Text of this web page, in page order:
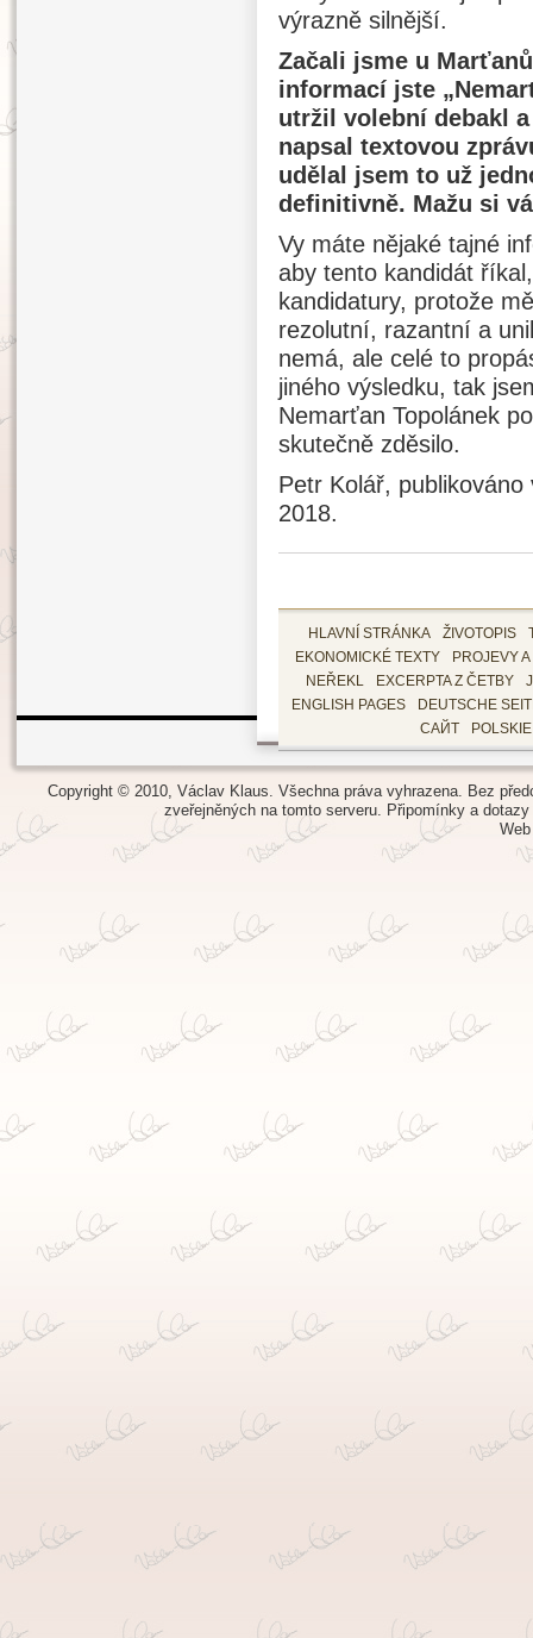
výrazně silnější.
Začali jsme u
informací jste
utržil volební debakl
napsal textovou
udělal jsem to už
definitivně. Mažu si
Vy máte nějaké tajné
aby tento kandidát
kandidatury, protože
rezolutní, razantní a
nemá, ale celé to
jiného výsledku, tak
Nemarťan Topolánek
skutečně zděsilo.
Petr Kolář,
2018.
HLAVNÍ STRÁNKA ŽIVOTOPIS
EKONOMICKÉ TEXTY
PROJEVY
NEŘEKL
EXCERPTA Z ČETBY
ENGLISH PAGES
DEUTSCHE
САЙТ
Copyright © 2010, Václav Klaus. Všechna práva vyhrazena. Bez
zveřejněných na tomto serveru. Připomínky a